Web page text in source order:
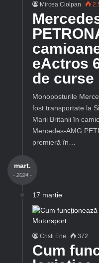
Mircea Ciolpan
eActros
de curse
Monoposturile
fost transportate la
Marii Britanii în
Mercedes-AMG
premieră în…
mart.
- 2024 -
17 martie
Cristi Ene 372
Cum